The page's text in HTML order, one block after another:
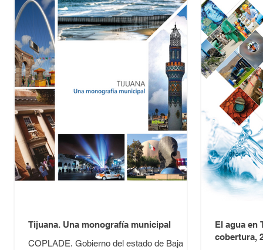
Tijuana. Una monografía municipal
COPLADE. Gobierno del estado de Baja
El agua en
cobertura,